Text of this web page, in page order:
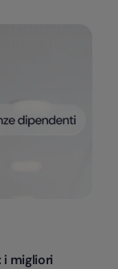
i migliori